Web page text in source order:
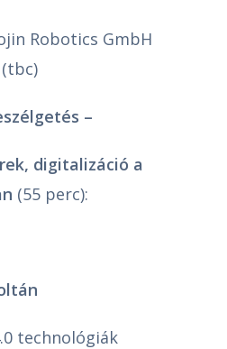
Robotics GmbH
(tbc)
–
digitalizáció a
(55 perc):
technológiák